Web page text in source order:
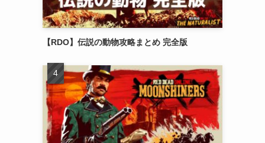
【RDO】伝説の動物攻略まとめ 完全版